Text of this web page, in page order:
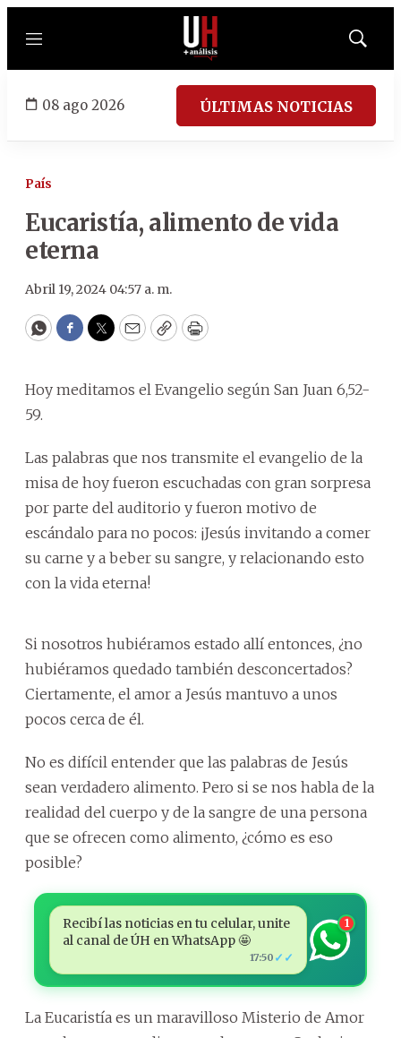
Menú
Mostrar
08 ago 2026 ÚLTIMAS NOTICIAS
País
Eucaristía, alimento de vida
eterna
Abril 19, 2024 04:57 a. m.
WhatsApp
Facebook
Twitter
EmailCopyPrint
Hoy meditamos el Evangelio según San Juan 6,52-
59.
Las palabras que nos transmite el evangelio de la
misa de hoy fueron escuchadas con gran sorpresa
por parte del auditorio y fueron motivo de
escándalo para no pocos: ¡Jesús invitando a comer
su carne y a beber su sangre, y relacionando esto
con la vida eterna!
Si nosotros hubiéramos estado allí entonces, ¿no
hubiéramos quedado también desconcertados?
Ciertamente, el amor a Jesús mantuvo a unos
pocos cerca de él.
No es difícil entender que las palabras de Jesús
sean verdadero alimento. Pero si se nos habla de la
realidad del cuerpo y de la sangre de una persona
que se ofrecen como alimento, ¿cómo es eso
posible?
Recibí las noticias en tu celular, unite
al canal de ÚH en WhatsApp 🤩
17:50 ✓✓
1
La Eucaristía es un maravilloso Misterio de Amor